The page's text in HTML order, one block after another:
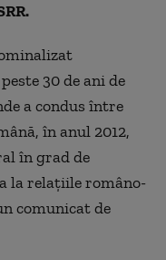
30 de ani de
a condus între
în anul 2012,
în grad de
la relaţiile româno-
comunicat de